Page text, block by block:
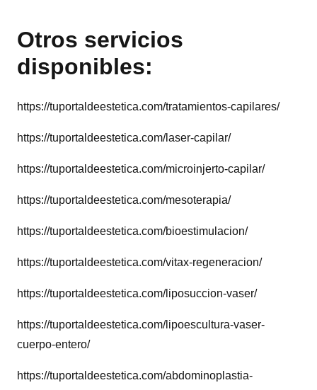
Otros servicios
disponibles:
https://tuportaldeestetica.com/tratamientos-capilares/
https://tuportaldeestetica.com/laser-capilar/
https://tuportaldeestetica.com/microinjerto-capilar/
https://tuportaldeestetica.com/mesoterapia/
https://tuportaldeestetica.com/bioestimulacion/
https://tuportaldeestetica.com/vitax-regeneracion/
https://tuportaldeestetica.com/liposuccion-vaser/
https://tuportaldeestetica.com/lipoescultura-vaser-
cuerpo-entero/
https://tuportaldeestetica.com/abdominoplastia-